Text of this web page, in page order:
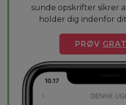
sunde opskrifter sikrer
holder dig indenfor
PRØV